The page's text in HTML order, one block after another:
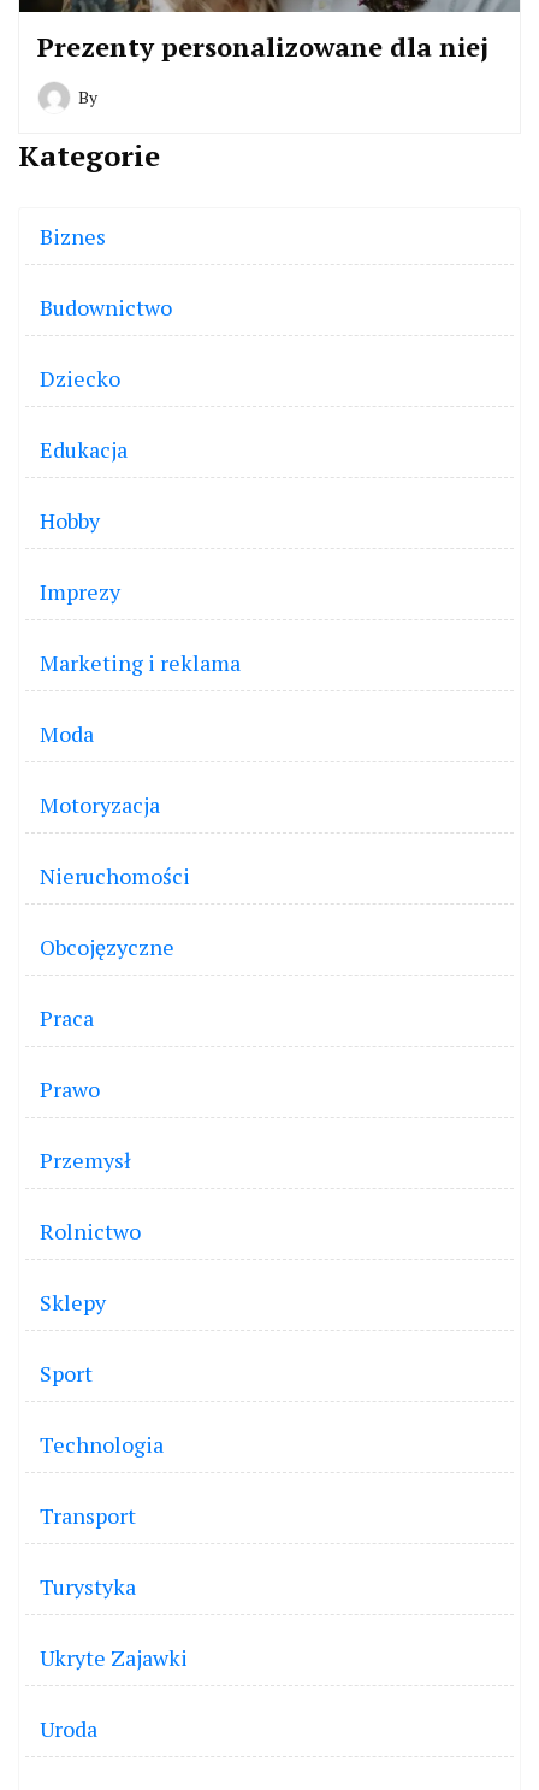
Prezenty personalizowane dla niej
By
Kategorie
Biznes
Budownictwo
Dziecko
Edukacja
Hobby
Imprezy
Marketing i reklama
Moda
Motoryzacja
Nieruchomości
Obcojęzyczne
Praca
Prawo
Przemysł
Rolnictwo
Sklepy
Sport
Technologia
Transport
Turystyka
Ukryte Zajawki
Uroda